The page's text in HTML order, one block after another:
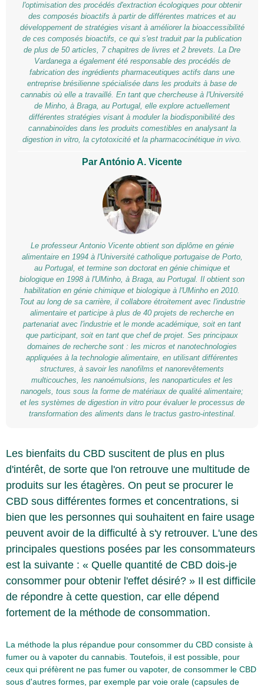
l'optimisation des procédés d'extraction écologiques pour obtenir
des composés bioactifs à partir de différentes matrices et au
développement de stratégies visant à améliorer la bioaccessibilité
de ces composés bioactifs, ce qui s'est traduit par la publication
de plus de 50 articles, 7 chapitres de livres et 2 brevets. La Dre
Vardanega a également été responsable des procédés de
fabrication des ingrédients pharmaceutiques actifs dans une
entreprise brésilienne spécialisée dans les produits à base de
cannabis où elle a travaillé. En tant que chercheuse à l'Université
de Minho, à Braga, au Portugal, elle explore actuellement
différentes stratégies visant à moduler la biodisponibilité des
cannabinoïdes dans les produits comestibles en analysant la
digestion in vitro, la cytotoxicité et la pharmacocinétique in vivo.
Par António A. Vicente
Le professeur Antonio Vicente obtient son diplôme en génie
alimentaire en 1994 à l'Université catholique portugaise de Porto,
au Portugal, et termine son doctorat en génie chimique et
biologique en 1998 à l'UMinho, à Braga, au Portugal. Il obtient son
habilitation en génie chimique et biologique à l'UMinho en 2010.
Tout au long de sa carrière, il collabore étroitement avec l'industrie
alimentaire et participe à plus de 40 projets de recherche en
partenariat avec l'industrie et le monde académique, soit en tant
que participant, soit en tant que chef de projet. Ses principaux
domaines de recherche sont : les micros et nanotechnologies
appliquées à la technologie alimentaire, en utilisant différentes
structures, à savoir les nanofilms et nanorevêtements
multicouches, les nanoémulsions, les nanoparticules et les
nanogels, tous sous la forme de matériaux de qualité alimentaire;
et les systèmes de digestion in vitro pour évaluer le processus de
transformation des aliments dans le tractus gastro-intestinal.
Les bienfaits du CBD suscitent de plus en plus
d'intérêt, de sorte que l'on retrouve une multitude de
produits sur les étagères. On peut se procurer le
CBD sous différentes formes et concentrations, si
bien que les personnes qui souhaitent en faire usage
peuvent avoir de la difficulté à s'y retrouver. L'une des
principales questions posées par les consommateurs
est la suivante : « Quelle quantité de CBD dois-je
consommer pour obtenir l'effet désiré? » Il est difficile
de répondre à cette question, car elle dépend
fortement de la méthode de consommation.
La méthode la plus répandue pour consommer du CBD consiste à
fumer ou à vapoter du cannabis. Toutefois, il est possible, pour
ceux qui préfèrent ne pas fumer ou vapoter, de consommer le CBD
sous d'autres formes, par exemple par voie orale (capsules de